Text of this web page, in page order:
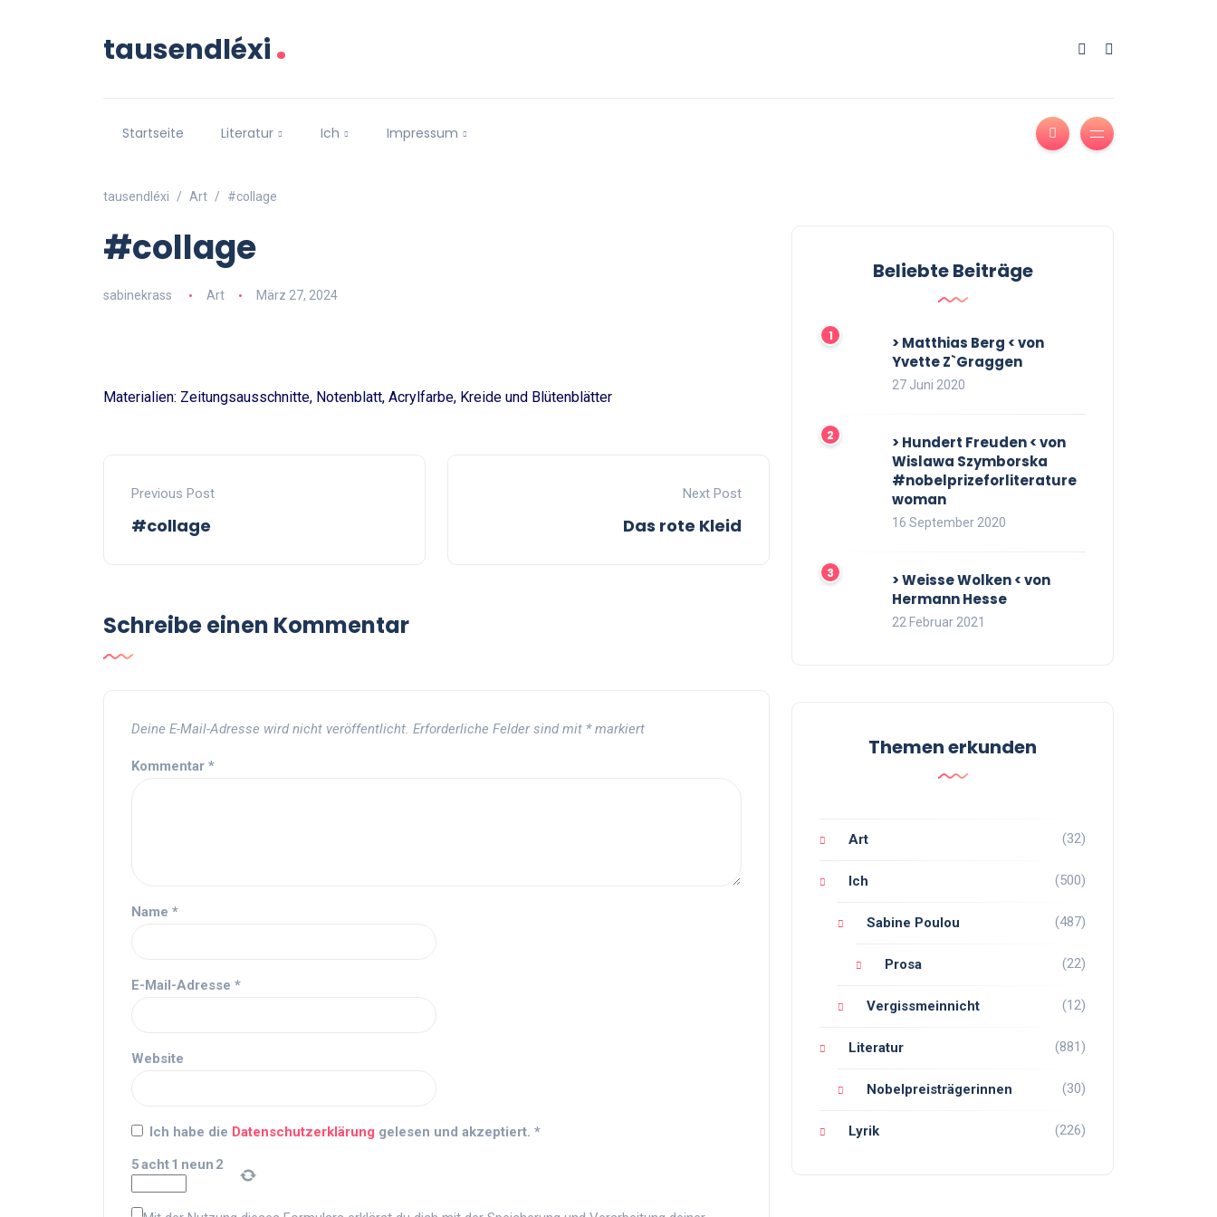
tausendléxi.
Startseite Literatur Ich Impressum
tausendléxi Art #collage
#collage
sabinekrass Art März 27, 2024
Materialien: Zeitungsausschnitte, Notenblatt, Acrylfarbe, Kreide und Blütenblätter
Previous Post
#collage
Next Post
Das rote Kleid
Schreibe einen Kommentar
Deine E-Mail-Adresse wird nicht veröffentlicht. Erforderliche Felder sind mit *markiert
Kommentar *
Name *
E-Mail-Adresse *
Website
Ich habe die Datenschutzerklärung gelesen und akzeptiert. *
5acht1 neun 2
Beliebte Beiträge
> Matthias Berg < von
Yvette Z`Graggen
27 Juni 2020
> Hundert Freuden < von
Wislawa Szymborska
#nobelprizeforliterature
woman
16 September 2020
> Weisse Wolken < von
Hermann Hesse
22 Februar 2021
Themen erkunden
Art (32)
Ich (500)
Sabine Poulou (487)
Prosa (22)
Vergissmeinnicht (12)
Literatur (881)
Nobelpreisträgerinnen (30)
Lyrik (226)